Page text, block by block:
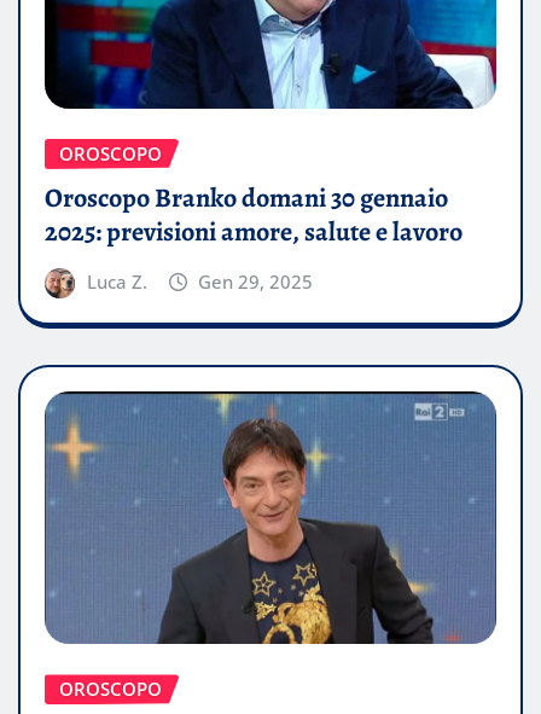
OROSCOPO
Oroscopo Branko domani 30 gennaio
2025: previsioni amore, salute e lavoro
Luca Z. Gen 29, 2025
OROSCOPO